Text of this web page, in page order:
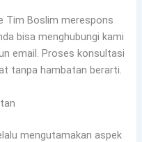
Tim Boslim merespons
bisa menghubungi kami
email. Proses konsultasi
tanpa hambatan berarti.
mengutamakan aspek